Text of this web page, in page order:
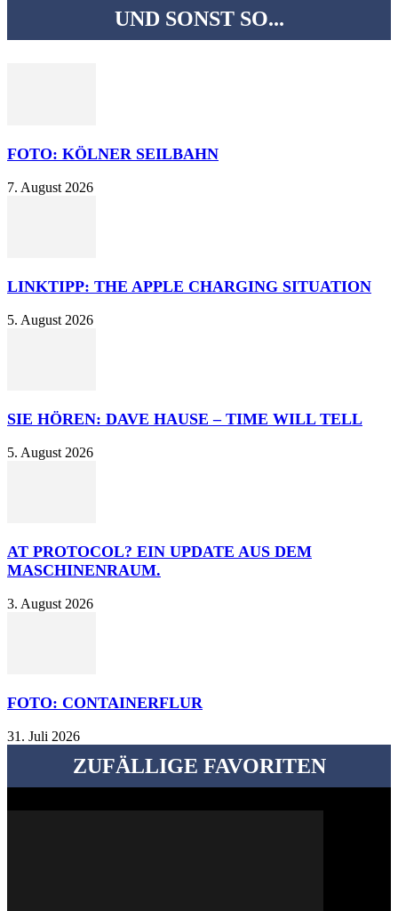
UND SONST SO...
FOTO: KÖLNER SEILBAHN
7. August 2026
LINKTIPP: THE APPLE CHARGING SITUATION
5. August 2026
SIE HÖREN: DAVE HAUSE – TIME WILL TELL
5. August 2026
AT PROTOCOL? EIN UPDATE AUS DEM
MASCHINENRAUM.
3. August 2026
FOTO: CONTAINERFLUR
31. Juli 2026
ZUFÄLLIGE FAVORITEN